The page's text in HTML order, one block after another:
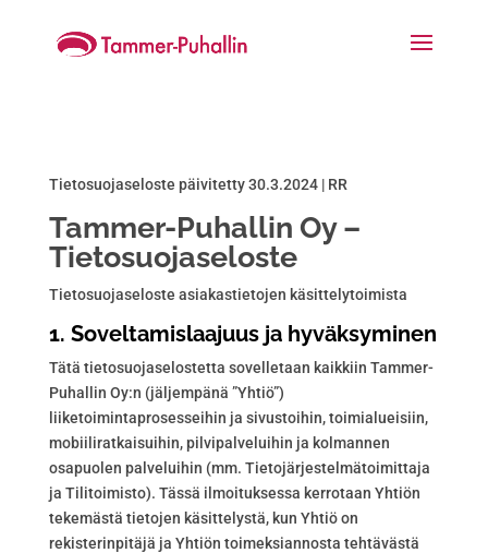
Tietosuojaseloste päivitetty 30.3.2024 | RR
Tammer-Puhallin Oy –
Tietosuojaseloste
Tietosuojaseloste asiakastietojen käsittelytoimista
1. Soveltamislaajuus ja hyväksyminen
Tätä tietosuojaselostetta sovelletaan kaikkiin Tammer-
Puhallin Oy:n (jäljempänä ”Yhtiö”)
liiketoimintaprosesseihin ja sivustoihin, toimialueisiin,
mobiiliratkaisuihin, pilvipalveluihin ja kolmannen
osapuolen palveluihin (mm. Tietojärjestelmätoimittaja
ja Tilitoimisto). Tässä ilmoituksessa kerrotaan Yhtiön
tekemästä tietojen käsittelystä, kun Yhtiö on
rekisterinpitäjä ja Yhtiön toimeksiannosta tehtävästä